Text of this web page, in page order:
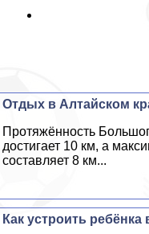
Отдых в Алтайском
Протяжённость
достигает 10 км, а
составляет 8 км...
Как устроить ребёнка